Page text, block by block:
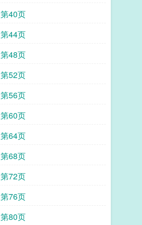
第40页
第44页
第48页
第52页
第56页
第60页
第64页
第68页
第72页
第76页
第80页